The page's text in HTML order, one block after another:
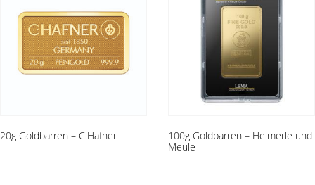
20g Goldbarren – C.Hafner
100g Goldbarren – Heimerle und
Meule